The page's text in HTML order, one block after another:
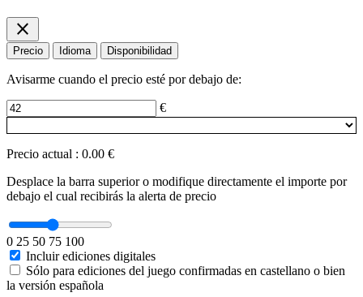
close
Precio Idioma Disponibilidad
Avisarme cuando el precio esté por debajo de:
€
Precio actual : 0.00 €
Desplace la barra superior o modifique directamente el importe por
debajo el cual recibirás la alerta de precio
0 25 50 75 100
Incluir ediciones digitales
Sólo para ediciones del juego confirmadas en castellano o bien
la versión española